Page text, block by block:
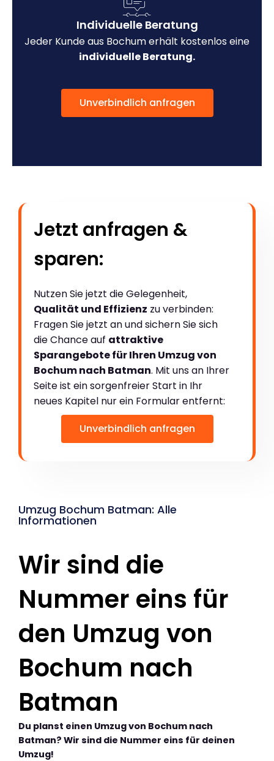
Individuelle Beratung
Jeder Kunde aus Bochum erhält kostenlos eine
individuelle Beratung.
Unverbindlich anfragen
Jetzt anfragen &
sparen:
Nutzen Sie jetzt die Gelegenheit,
Qualität und Effizienz zu verbinden:
Fragen Sie jetzt an und sichern Sie sich
die Chance auf attraktive
Sparangebote für Ihren Umzug von
Bochum nach Batman. Mit uns an Ihrer
Seite ist ein sorgenfreier Start in Ihr
neues Kapitel nur ein Formular entfernt:
Unverbindlich anfragen
Umzug Bochum Batman: Alle
Informationen
Wir sind die
Nummer eins für
den Umzug von
Bochum nach
Batman
Du planst einen Umzug von Bochum nach
Batman? Wir sind die Nummer eins für deinen
Umzug!